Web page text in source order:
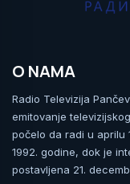
O NAMA
Radio Televizija
emitovanje
počelo da radi u aprilu
1992. godine, dok je
postavljena 21.